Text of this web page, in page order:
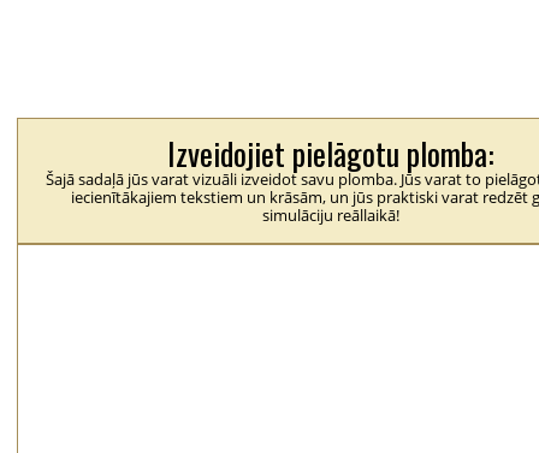
Izveidojiet pielāgotu plomba:
Šajā sadaļā jūs varat vizuāli izveidot savu plomba. Jūs varat to
iecienītākajiem tekstiem un krāsām, un jūs praktiski varat redzēt
simulāciju reāllaikā!